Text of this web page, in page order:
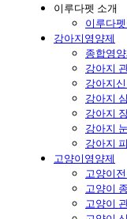
이루다펫 소개
이루다
강아지영양제
종합영
강아지
강아지
강아지
강아지
강아지
강아지
고양이영양제
고양이
고양이
고양이